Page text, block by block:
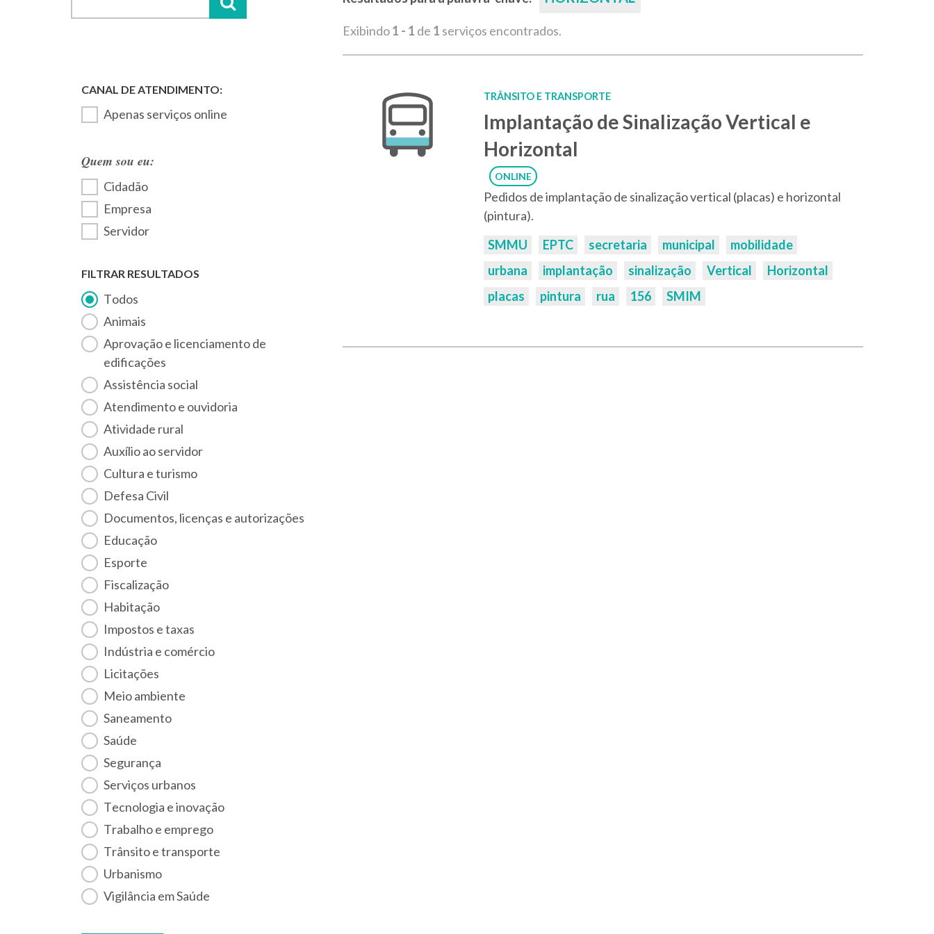
Apenas serviços online
Quem sou eu:
Cidadão
Empresa
Servidor
FILTRAR RESULTADOS
Todos
Animais
Aprovação e licenciamento de
edificações
Assistência social
Atendimento e ouvidoria
Atividade rural
Auxílio ao servidor
Cultura e turismo
Defesa Civil
Documentos, licenças e autorizações
Educação
Esporte
Fiscalização
habitação
Impostos e taxas
Indústria e comércio
Licitações
Meio ambiente
Saneamento
Saúde
Segurança
Serviços urbanos
Tecnologia e inovação
Trabalho e emprego
Trânsito e transporte
Urbanismo
Vigilância em Saúde
Exibindo1 - 1 de 1 serviços encontrados.
TRÂNSITO E TRANSPORTE
Implantação de Sinalização Vertical e
Horizontal
ONLINE
Pedidos de implantação de sinalização vertical (placas) e horizontal
(pintura).
Palavras-
chaves:
SMMU EPTC secretaria municipal
mobilidade
urbana
implantação sinalização Vertical
Horizontal
placas
pintura rua 156 SMIM